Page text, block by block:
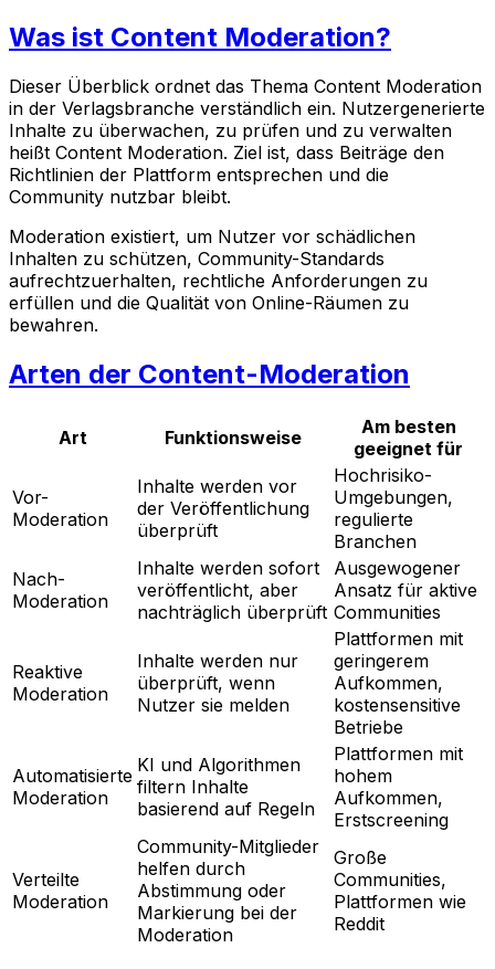
Was ist Content Moderation?
Dieser Überblick ordnet das Thema Content Moderation
in der Verlagsbranche verständlich ein. Nutzergenerierte
Inhalte zu überwachen, zu prüfen und zu verwalten
heißt Content Moderation. Ziel ist, dass Beiträge den
Richtlinien der Plattform entsprechen und die
Community nutzbar bleibt.
Moderation existiert, um Nutzer vor schädlichen
Inhalten zu schützen, Community-Standards
aufrechtzuerhalten, rechtliche Anforderungen zu
erfüllen und die Qualität von Online-Räumen zu
bewahren.
Arten der Content-Moderation
Art Funktionsweise
Am besten
geeignet für
Vor-
Moderation
Inhalte werden vor
der Veröffentlichung
überprüft
Hochrisiko-
Umgebungen,
regulierte
Branchen
Nach-
Moderation
Inhalte werden sofort
veröffentlicht, aber
nachträglich überprüft
Ausgewogener
Ansatz für aktive
Communities
Reaktive
Moderation
Inhalte werden nur
überprüft, wenn
Nutzer sie melden
Plattformen mit
geringerem
Aufkommen,
kostensensitive
Betriebe
Automatisierte
Moderation
KI und Algorithmen
filtern Inhalte
basierend auf Regeln
Plattformen mit
hohem
Aufkommen,
Erstscreening
Verteilte
Moderation
Community-Mitglieder
helfen durch
Abstimmung oder
Markierung bei der
Moderation
Große
Communities,
Plattformen wie
Reddit